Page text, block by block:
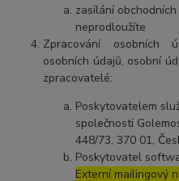
zasílání
neprodloužíte
Zpracování osobních
osobních údajů, osobní
zpracovatelé:
Poskytovatelem
společností
448/73, 370 01,
Poskytovatel
Externí mailingový